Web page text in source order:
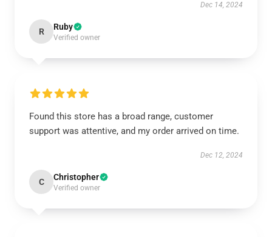
Dec 14, 2024
R Ruby
Verified owner
Found this store has a broad range, customer
support was attentive, and my order arrived on time.
Dec 12, 2024
C Christopher
Verified owner